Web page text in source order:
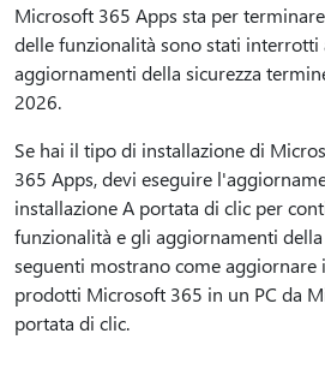
Microsoft 365 Apps sta per
delle funzionalità sono stati
aggiornamenti della sicurezza
2026.
Se hai il tipo di installazione di
365 Apps, devi eseguire
installazione A portata di clic per
funzionalità e gli aggiornamenti della
seguenti mostrano come
prodotti Microsoft 365 in un PC da
portata di clic.